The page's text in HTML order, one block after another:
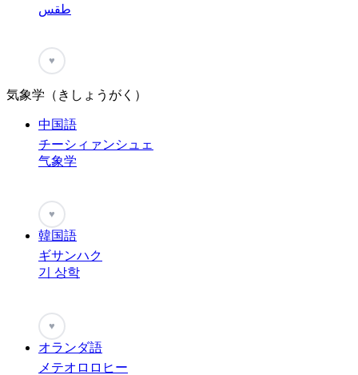
طقس
♥
気象学（きしょうがく）
中国語
チーシィァンシュェ
气象学
♥
韓国語
ギサンハク
기 상학
♥
オランダ語
メテオロロヒー